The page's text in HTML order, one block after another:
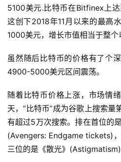
5100美元.比特币在Bitfinex上
这创下2018年11月以来的最高
1000美元，增长市值相当于整个
虽然随后比特币的价格有了个
4900-5000美元区间震荡。
随着比特币价格上涨，市场情
天，“比特币”成为谷歌上搜索
有超过5万次搜索。排在首位的
(Avengers: Endgame tickets)
三位的是《散光》(Astigmatism)